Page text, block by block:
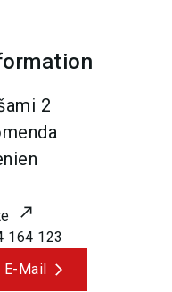
2
164 123
E-Mail